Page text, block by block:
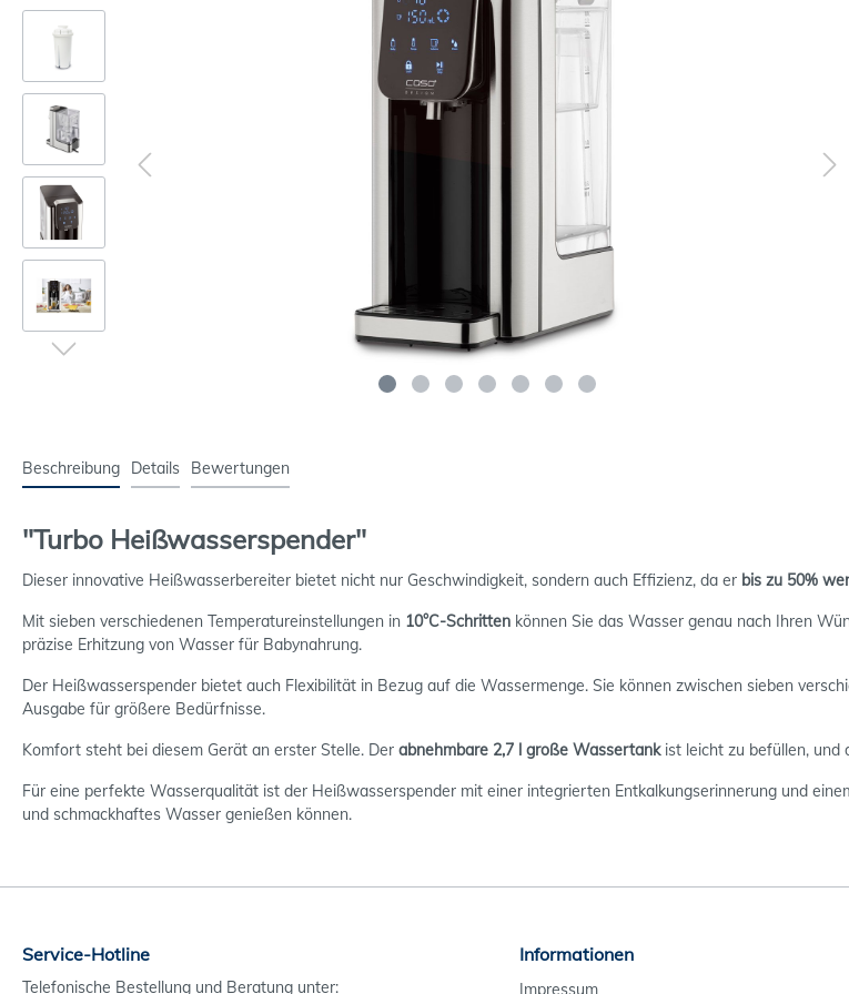
Beschreibung Details Bewertungen
"Turbo Heißwasserspender"
Dieser innovative Heißwasserbereiter bietet nicht nur Geschwindigkeit, sondern auch Effizienz, da er bis zu 50%
Mit sieben verschiedenen Temperatureinstellungen in 10°C-Schritten können Sie das Wasser genau nach Ihren
präzise Erhitzung von Wasser für Babynahrung.
Der Heißwasserspender bietet auch Flexibilität in Bezug auf die Wassermenge. Sie können zwischen sieben
Ausgabe für größere Bedürfnisse.
Komfort steht bei diesem Gerät an erster Stelle. Der abnehmbare 2,7 l große Wassertank ist leicht zu befüllen, und
Für eine perfekte Wasserqualität ist der Heißwasserspender mit einer integrierten Entkalkungserinnerung und
und schmackhaftes Wasser genießen können.
Service-Hotline
Telefonische Bestellung und Beratung unter:
Informationen
Impressum